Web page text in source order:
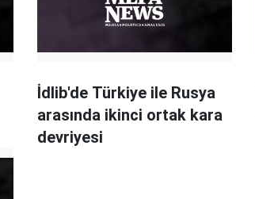
İdlib'de Türkiye ile Rusya
arasında ikinci ortak kara
devriyesi